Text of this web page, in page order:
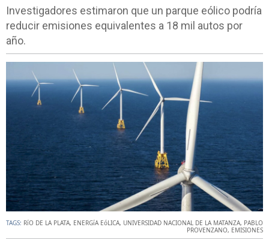
Investigadores estimaron que un parque eólico podría
reducir emisiones equivalentes a 18 mil autos por
año.
TAGS: RíO DE LA PLATA, ENERGíA EóLICA, UNIVERSIDAD NACIONAL DE LA MATANZA, PABLO
PROVENZANO, EMISIONES